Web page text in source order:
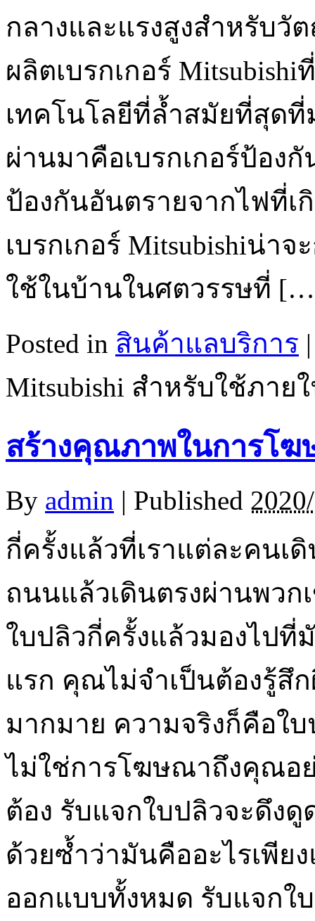
กลางและแรงสูงสำหรับวั
ผลิตเบรกเกอร์
เทคโนโลยีที่ล้ำสมัยที่สุด
ผ่านมาคือเบรกเกอร์ป้องกั
ป้องกันอันตรายจากไฟที่
เบรกเกอร์ Mitsubishiน่า
ใช้ในบ้านในศตวรรษที่
Posted in สินค้าแลบริการ
Mitsubishi สำหรับใช้ภา
สร้างคุณภาพในการโฆ
By admin | Published
กี่ครั้งแล้วที่เราแต่ละคน
ถนนแล้วเดินตรงผ่านพว
ใบปลิวกี่ครั้งแล้วมองไปที่
แรก คุณไม่จำเป็นต้องรู้สึ
มากมาย ความจริงก็คือใ
ไม่ใช่การโฆษณาถึงคุณอ
ต้อง รับแจกใบปลิวจะดึง
ด้วยซ้ำว่ามันคืออะไรเพีย
ออกแบบทั้งหมด รับแจกใ